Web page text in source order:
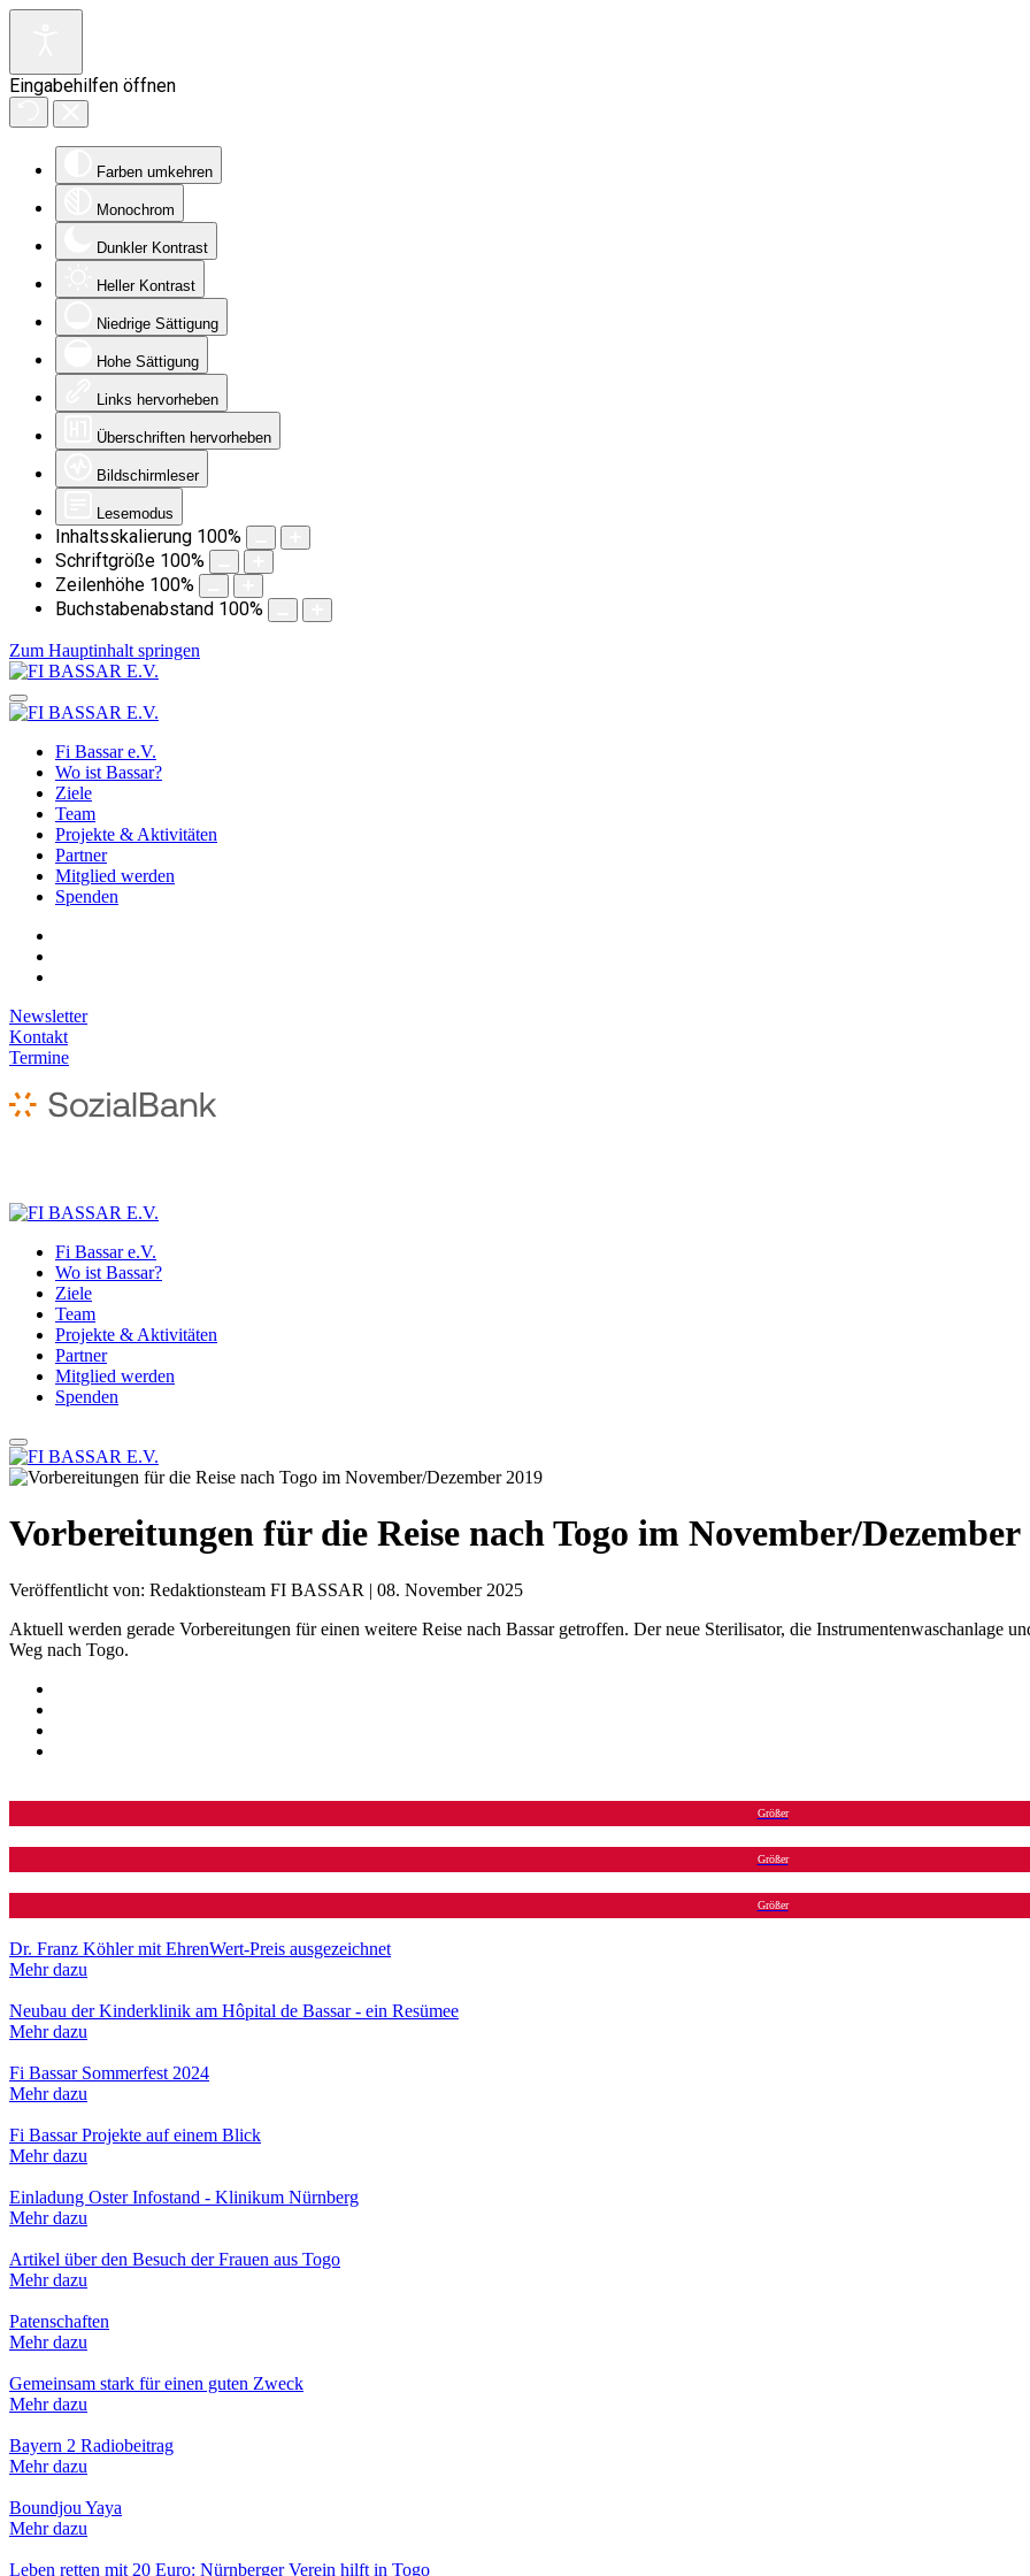
Eingabehilfen öffnen
Farben umkehren
Monochrom
Dunkler Kontrast
Heller Kontrast
Niedrige Sättigung
Hohe Sättigung
Links hervorheben
Überschriften hervorheben
Bildschirmleser
Lesemodus
Inhaltsskalierung 100%
Schriftgröße 100%
Zeilenhöhe 100%
Buchstabenabstand 100%
Zum Hauptinhalt springen
Fi Bassar e.V.
Wo ist Bassar?
Ziele
Team
Projekte & Aktivitäten
Partner
Mitglied werden
Spenden
Newsletter
Kontakt
Termine
Fi Bassar e.V.
Wo ist Bassar?
Ziele
Team
Projekte & Aktivitäten
Partner
Mitglied werden
Spenden
Vorbereitungen für die Reise nach Togo im November/Dezember
Veröffentlicht von: Redaktionsteam FI BASSAR | 08. November 2025
Aktuell werden gerade Vorbereitungen für einen weitere Reise nach Bassar getroffen. Der neue Sterilisator, die Instrumentenwaschanlage
Weg nach Togo.
Größer
Größer
Größer
Dr. Franz Köhler mit EhrenWert-Preis ausgezeichnet
Mehr dazu
Neubau der Kinderklinik am Hôpital de Bassar - ein Resümee
Mehr dazu
Fi Bassar Sommerfest 2024
Mehr dazu
Fi Bassar Projekte auf einem Blick
Mehr dazu
Einladung Oster Infostand - Klinikum Nürnberg
Mehr dazu
Artikel über den Besuch der Frauen aus Togo
Mehr dazu
Patenschaften
Mehr dazu
Gemeinsam stark für einen guten Zweck
Mehr dazu
Bayern 2 Radiobeitrag
Mehr dazu
Boundjou Yaya
Mehr dazu
Leben retten mit 20 Euro: Nürnberger Verein hilft in Togo